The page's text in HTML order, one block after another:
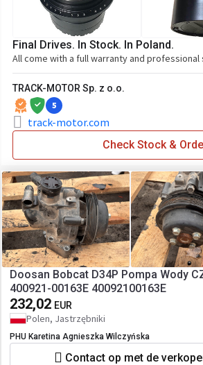
Final Drives. In Stock. In Poland.
All come with a full warranty and
TRACK-MOTOR Sp. z o.o.
5
track-motor.com
Check Stock &
Doosan Bobcat D34P Pompa Wody
400921-00163E 40092100163E
232,02 EUR
Polen, Jastrzębniki
PHU Karetina Agnieszka Wilczyńska
Contact op met de